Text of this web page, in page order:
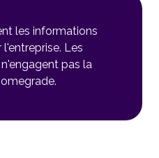
les informations
Les
pas la